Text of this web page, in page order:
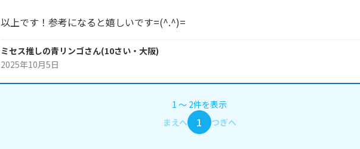
ミセス推しの青リンゴさん(10さい・ 大阪)
2025年10月5日
1 〜 2件を表示
まえへ
1 つぎへ